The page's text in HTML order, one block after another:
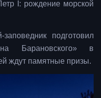
I: рождение морской
подготовил
Барановского» в
ждут памятные призы.